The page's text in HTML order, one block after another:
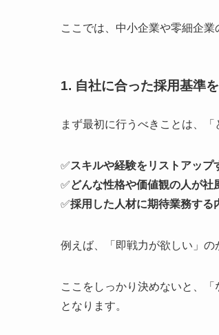
ここでは、中小企業や零細企
1. 自社に合った採用基準
まず最初に行うべきことは、
✅スキルや経験をリストアップ
✅どんな性格や価値観の人が社
✅採用した人材に期待業務する
例えば、「即戦力が欲しい」の
ここをしっかり決めないと、
となります。